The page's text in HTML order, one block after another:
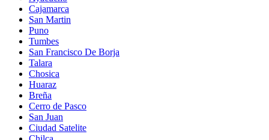
Cajamarca
San Martin
Puno
Tumbes
San Francisco De Borja
Talara
Chosica
Huaraz
Breña
Cerro de Pasco
San Juan
Ciudad Satelite